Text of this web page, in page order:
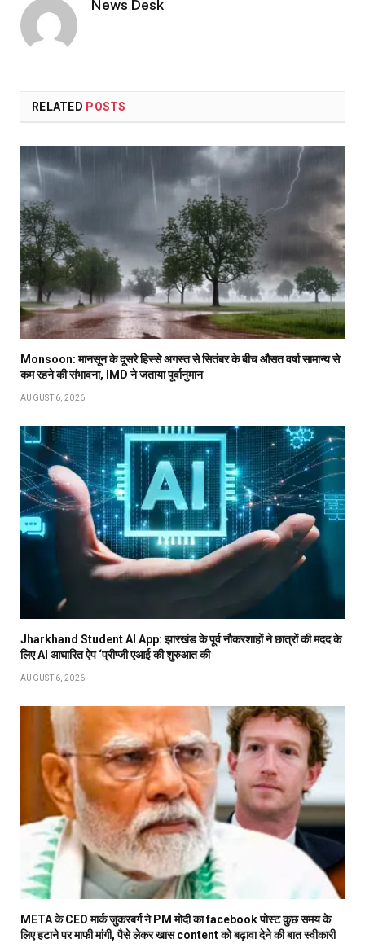
News Desk
RELATED POSTS
Monsoon: मानसून के दूसरे हिस्से अगस्त से सितंबर के बीच औसत वर्षा सामान्य से
कम रहने की संभावना, IMD ने जताया पूर्वानुमान
AUGUST 6, 2026
Jharkhand Student AI App: झारखंड के पूर्व नौकरशाहों ने छात्रों की मदद के
लिए AI आधारित ऐप ‘प्रीप्जी एआई की शुरुआत की
AUGUST 6, 2026
META के CEO मार्क जुकरबर्ग ने PM मोदी का facebook पोस्ट कुछ समय के
लिए हटाने पर माफी मांगी, पैसे लेकर खास content को बढ़ावा देने की बात स्वीकारी